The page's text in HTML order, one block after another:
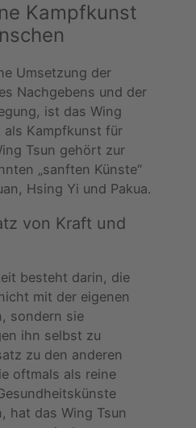
Kampfkunst
Umsetzung der
Nachgebens und der
ist das Wing
als Kampfkunst für
Tsun gehört zur
„sanften Künste“
Hsing Yi und Pakua.
von Kraft und
besteht darin, die
mit der eigenen
sondern sie
ihn selbst zu
zu den anderen
oftmals als reine
hat das Wing Tsun